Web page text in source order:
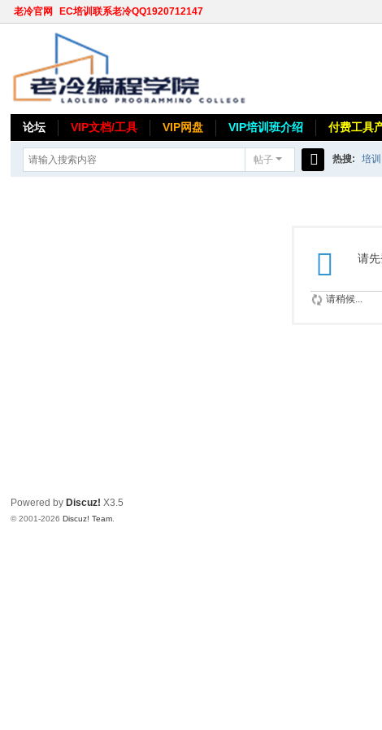
老冷官网 EC培训联系老冷QQ1920712147
论坛 VIP文档/工具 VIP网盘 VIP培训班介绍 付费工具
帖子 热搜: 培训
请
请稍候...
Powered by Discuz! X3.5
© 2001-2026Discuz! Team